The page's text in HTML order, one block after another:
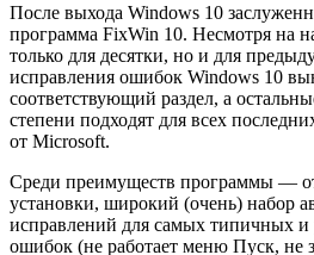
После выхода Windows 10
программа FixWin 10. Несмотря на
только для десятки, но и для
исправления ошибок Windows 10
соответствующий раздел, а
степени подходят для всех
от Microsoft.
Среди преимуществ программы —
установки, широкий (очень) набор
исправлений для самых типичных и
ошибок (не работает меню Пуск, не